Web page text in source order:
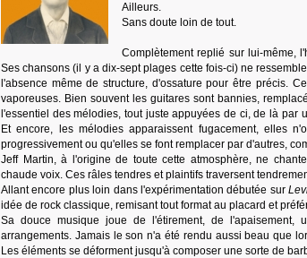
Ailleurs.
Sans doute loin de tout.
Complètement replié sur lui-même,
Ses chansons (il y a dix-sept plages cette fois-ci) ne
l'absence même de structure, d'ossature pour être précis.
vaporeuses. Bien souvent les guitares sont bannies,
l'essentiel des mélodies, tout juste appuyées de ci, de là
Et encore, les mélodies apparaissent fugacement, elles
progressivement ou qu'elles se font remplacer par d'autres,
Jeff Martin, à l'origine de toute cette atmosphère, ne
chaude voix. Ces râles tendres et plaintifs traversent
Allant encore plus loin dans l'expérimentation débutée sur
idée de rock classique, remisant tout format au placard et
Sa douce musique joue de l'étirement, de
arrangements. Jamais le son n'a été rendu aussi beau que
Les éléments se déforment jusqu'à composer une sorte de